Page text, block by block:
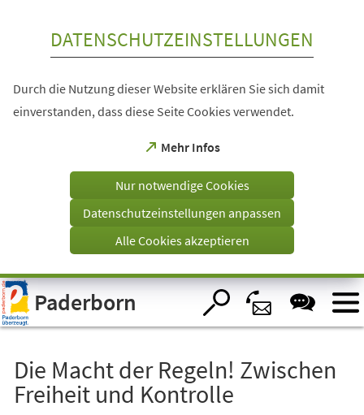
Visuelle
Assistenzsoftware
öffnen.
DATENSCHUTZEINSTELLUNGEN
Durch die Nutzung dieser Website erklären Sie sich damit
einverstanden, dass diese Seite Cookies verwendet.
Mehr Infos
(Öffnet
einem
Tab)
Nur notwendige Cookies
Datenschutzeinstellungen anpassen
Alle Cookies akzeptieren
Paderborn
Die Macht der Regeln! Zwischen
Freiheit und Kontrolle